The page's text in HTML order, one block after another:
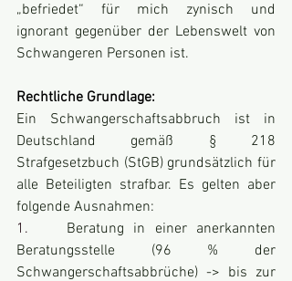
„befriedet“ für mich zynisch und
ignorant gegenüber der Lebenswelt von
Schwangeren Personen ist.
Rechtliche Grundlage:
Ein Schwangerschaftsabbruch ist in
Deutschland gemäß § 218
Strafgesetzbuch (StGB) grundsätzlich für
alle Beteiligten strafbar. Es gelten aber
folgende Ausnahmen:
1. Beratung in einer anerkannten
Beratungsstelle (96 % der
Schwangerschaftsabbrüche) -> bis zur